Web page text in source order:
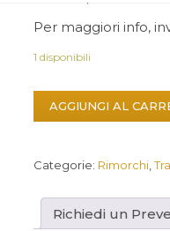
Per maggiori info,
1 disponibili
2500
quantità
AGGIUNGI AL
Categorie: Rimorchi ,
Richiedi un